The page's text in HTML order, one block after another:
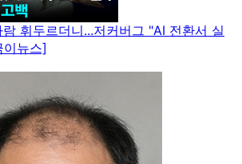
휘두르더니...저커버그 "AI 전환서 실
뉴스]